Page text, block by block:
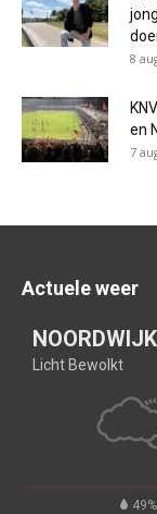
8
en
7
Actuele weer
NOORDWIJK
Licht Bewolkt
49%